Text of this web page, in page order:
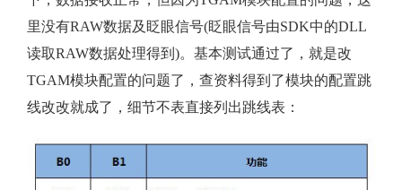
里没有RAW数据及眨眼信号(眨眼信号由SDK中的DLL
读取RAW数据处理得到)。基本测试通过了，就是改
TGAM模块配置的问题了，查资料得到了模块的配置跳
线改改就成了，细节不表直接列出跳线表：